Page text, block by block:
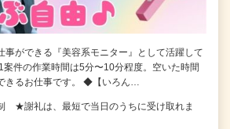
事ができる『美容系モニター』として活躍して
案件の作業時間は5分〜10分程度。空いた時間
きるお仕事です。 ◆【いろん…
★謝礼は、最短で当日のうちに受け取れま